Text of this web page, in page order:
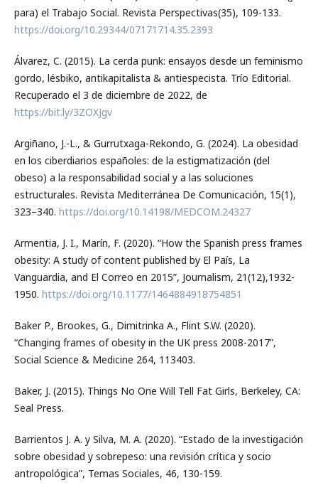
para) el Trabajo Social. Revista Perspectivas(35), 109-133.
https://doi.org/10.29344/07171714.35.2393
Álvarez, C. (2015). La cerda punk: ensayos desde un feminismo
gordo, lésbiko, antikapitalista & antiespecista. Trío Editorial.
Recuperado el 3 de diciembre de 2022, de
https://bit.ly/3ZOXJgv
Argiñano, J.-L., & Gurrutxaga-Rekondo, G. (2024). La obesidad
en los ciberdiarios españoles: de la estigmatización (del
obeso) a la responsabilidad social y a las soluciones
estructurales. Revista Mediterránea De Comunicación, 15(1),
323–340. https://doi.org/10.14198/MEDCOM.24327
Armentia, J. I., Marín, F. (2020). “How the Spanish press frames
obesity: A study of content published by El País, La
Vanguardia, and El Correo en 2015”, Journalism, 21(12),1932-
1950. https://doi.org/10.1177/1464884918754851
Baker P., Brookes, G., Dimitrinka A., Flint S.W. (2020).
“Changing frames of obesity in the UK press 2008-2017”,
Social Science & Medicine 264, 113403.
Baker, J. (2015). Things No One Will Tell Fat Girls, Berkeley, CA:
Seal Press.
Barrientos J. A. y Silva, M. A. (2020). “Estado de la investigación
sobre obesidad y sobrepeso: una revisión crítica y socio
antropológica”, Temas Sociales, 46, 130-159.